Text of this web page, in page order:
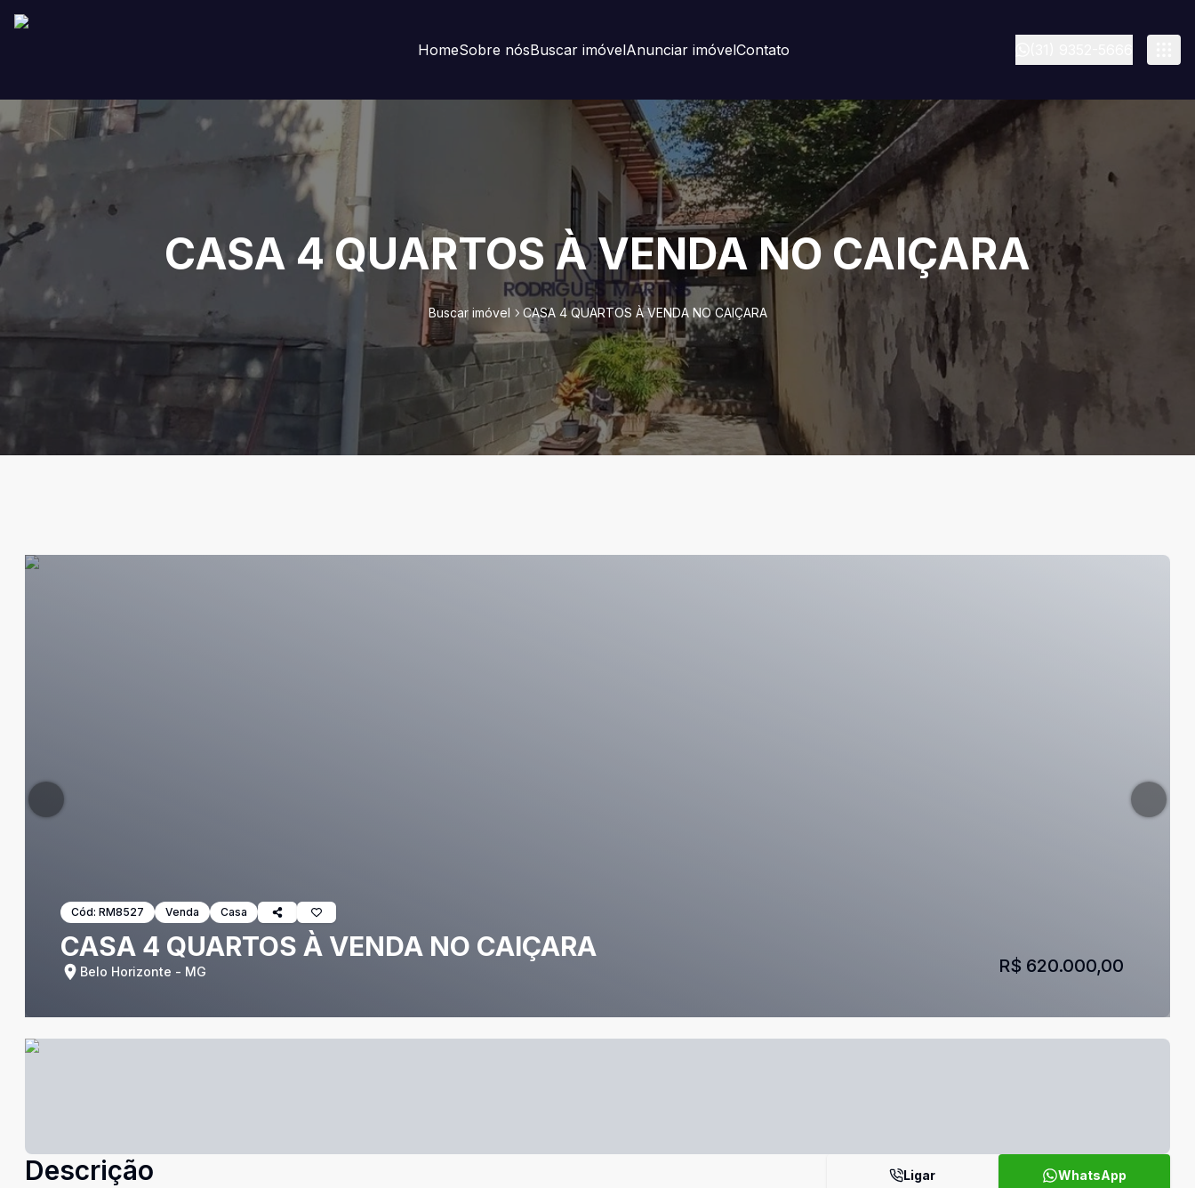
HomeSobre nósBuscar imóvelAnunciar imóvelContato
CASA 4 QUARTOS À VENDA NO CAIÇARA
Buscar imóvel CASA 4 QUARTOS À VENDA NO CAIÇARA
Cód: RM8527 Venda Casa
CASA 4 QUARTOS À VENDA NO CAIÇARA
Belo Horizonte - MG R$ 620.000,00
Descrição Ligar WhatsApp